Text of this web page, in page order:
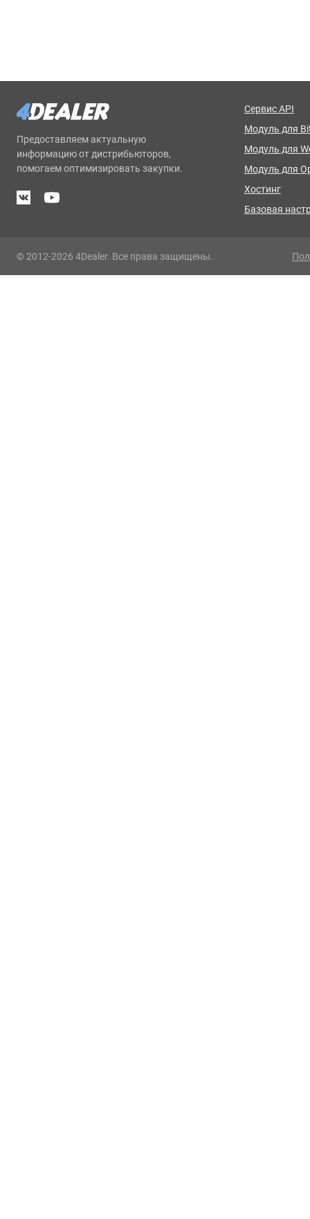
Предоставляем актуальную
информацию от дистрибьюторов,
помогаем оптимизировать закупки.
Сервис API
Модуль для
Модуль для
Модуль для
Хостинг
Базовая
© 2012-2026 4Dealer. Все права защищены.